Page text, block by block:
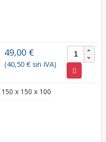
49,00 €
(40,50 € sin IVA)
150 x 150 x 100